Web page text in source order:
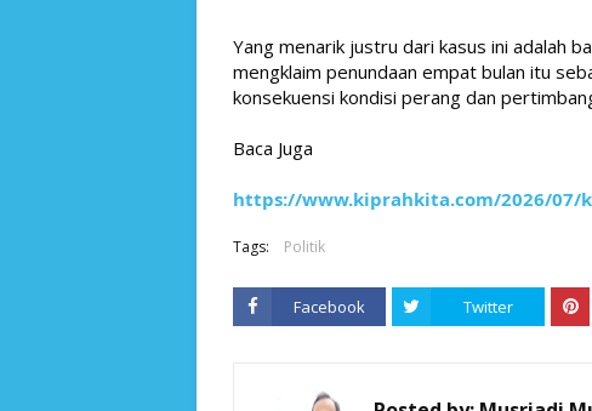
Yang menarik justru dari kasus ini adalah
mengklaim penundaan empat bulan itu
konsekuensi kondisi perang dan
Baca Juga
https://www.kiprahkita.com/2026/07/
Tags: Politik
Facebook Twitter